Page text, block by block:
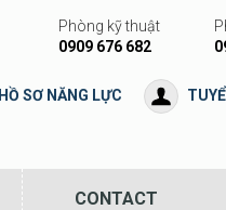
Phòng kỹ thuật
0909 676 682
HỒ SƠ NĂNG LỰC
CONTACT